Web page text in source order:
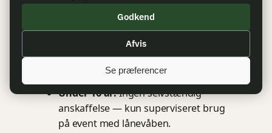
Godkend
Afvis
Se præferencer
18 år og opefter:Fri anskaffelse,
ejerskab og brug.
Må spille på godkendte baner
må ikke transportere våbnet alene.
Under 16 år:Ingen selvstændig
anskaffelse — kun superviseret brug
på event med lånevåben.